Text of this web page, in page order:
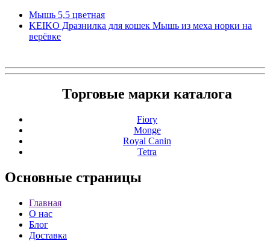
Мышь 5,5 цветная
KEIKO Дразнилка для кошек Мышь из меха норки на
верёвке
Торговые марки каталога
Fiory
Monge
Royal Canin
Tetra
Основные страницы
Главная
О нас
Блог
Доставка